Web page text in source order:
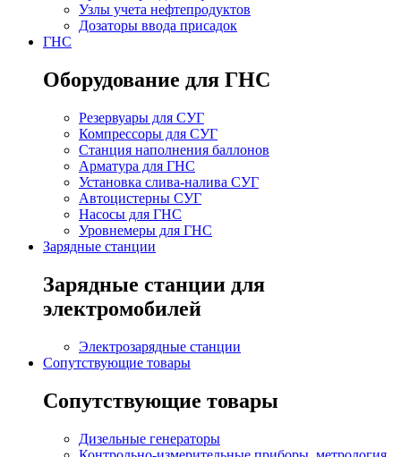
Узлы учета нефтепродуктов
Дозаторы ввода присадок
ГНС
Оборудование для ГНС
Резервуары для СУГ
Компрессоры для СУГ
Станция наполнения баллонов
Арматура для ГНС
Установка слива-налива СУГ
Автоцистерны СУГ
Насосы для ГНС
Уровнемеры для ГНС
Зарядные станции
Зарядные станции для
электромобилей
Электрозарядные станции
Сопутствующие товары
Сопутствующие товары
Дизельные генераторы